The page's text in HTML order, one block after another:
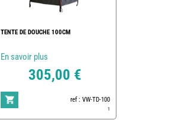
TENTE DE DOUCHE 100CM
En savoir plus
305,00 €
ref : VW-TD-100
1